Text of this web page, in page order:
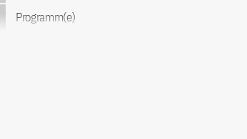
Programm(e)